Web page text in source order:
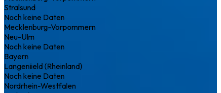
Stralsund
Noch keine Daten
Mecklenburg-Vorpommern
Neu-Ulm
Noch keine Daten
Bayern
Langeniield (Rheinland)
Noch keine Daten
Nordrhein-Westfalen